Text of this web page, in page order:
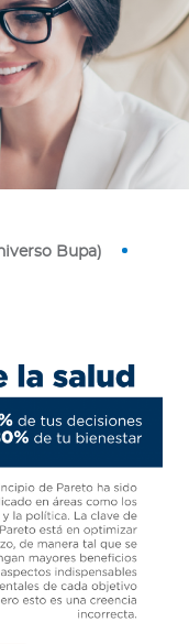
Bupa)